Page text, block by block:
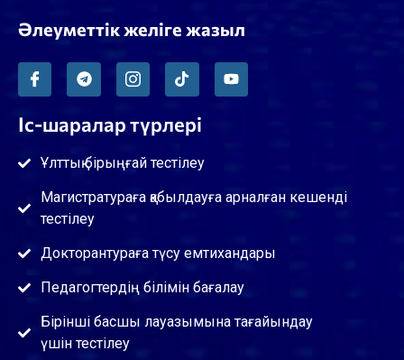
Әлеуметтік желіге жазыл
Іс-шаралар түрлері
Ұлттық бірыңғай тестілеу
Магистратураға қабылдауға арналған кешенді
тестілеу
Докторантураға түсу емтихандары
Педагогтердің білімін бағалау
Бірінші басшы лауазымына тағайындау
үшін тестілеу